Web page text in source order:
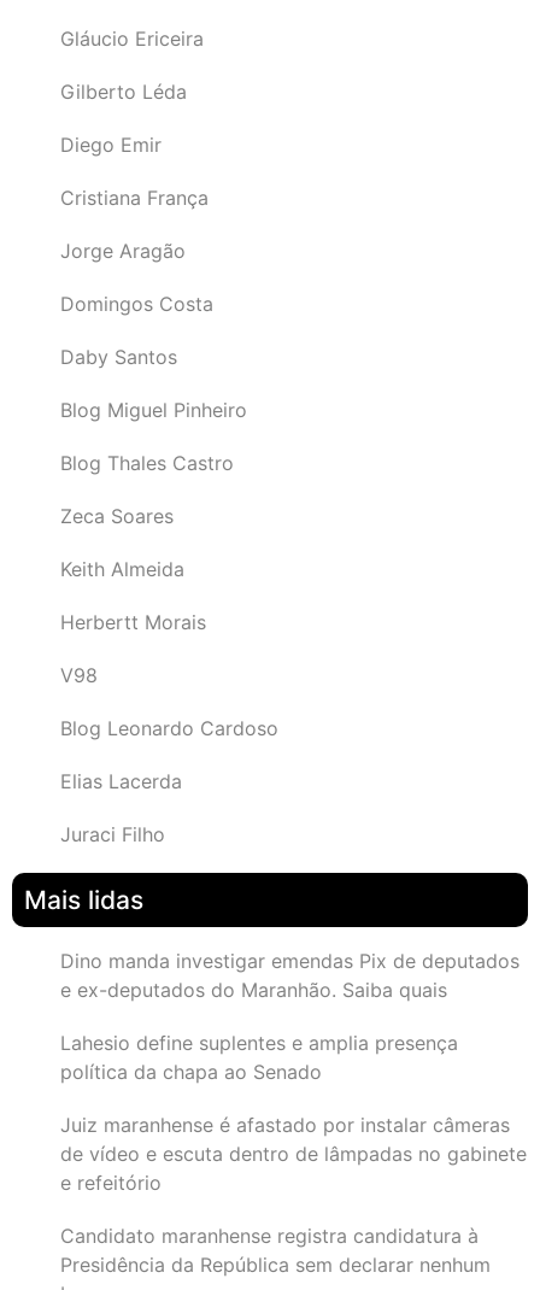
Gláucio Ericeira
Gilberto Léda
Diego Emir
Cristiana França
Jorge Aragão
Domingos Costa
Daby Santos
Blog Miguel Pinheiro
Blog Thales Castro
Zeca Soares
Keith Almeida
Herbertt Morais
V98
Blog Leonardo Cardoso
Elias Lacerda
Juraci Filho
Mais lidas
Dino manda investigar emendas Pix de deputados
e ex-deputados do Maranhão. Saiba quais
Lahesio define suplentes e amplia presença
política da chapa ao Senado
Juiz maranhense é afastado por instalar câmeras
de vídeo e escuta dentro de lâmpadas no gabinete
e refeitório
Candidato maranhense registra candidatura à
Presidência da República sem declarar nenhum